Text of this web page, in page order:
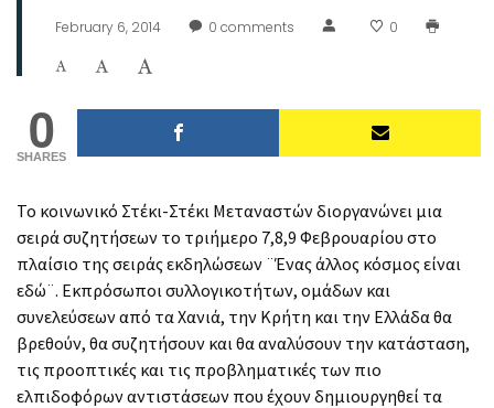
February 6, 2014 0 comments 0
0
SHARES
Το κοινωνικό Στέκι-Στέκι Μεταναστών διοργανώνει μια
σειρά συζητήσεων το τριήμερο 7,8,9 Φεβρουαρίου στο
πλαίσιο της σειράς εκδηλώσεων ¨Ένας άλλος κόσμος είναι
εδώ¨. Εκπρόσωποι συλλογικοτήτων, ομάδων και
συνελεύσεων από τα Χανιά, την Κρήτη και την Ελλάδα θα
βρεθούν, θα συζητήσουν και θα αναλύσουν την κατάσταση,
τις προοπτικές και τις προβληματικές των πιο
ελπιδοφόρων αντιστάσεων που έχουν δημιουργηθεί τα